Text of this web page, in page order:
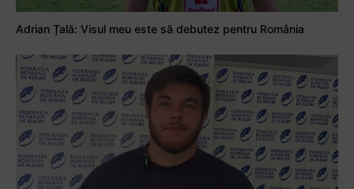
Adrian Țală: Visul meu este să debutez pentru România